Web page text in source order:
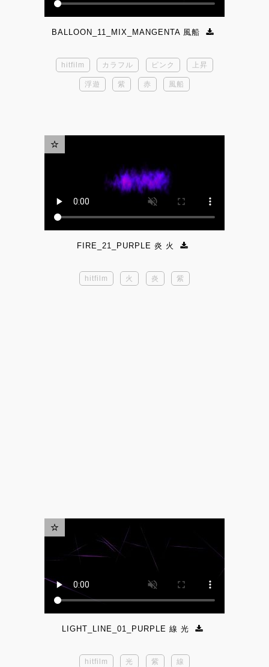
BALLOON_11_MIX_MANGENTA 風船
hitfilm カラフル ピンク 上昇
浮遊 紫 赤 風船
FIRE_21_PURPLE 炎 火
hitfilm 火 炎 紫
LIGHT_LINE_01_PURPLE 線 光
hitfilm 光 紫 線